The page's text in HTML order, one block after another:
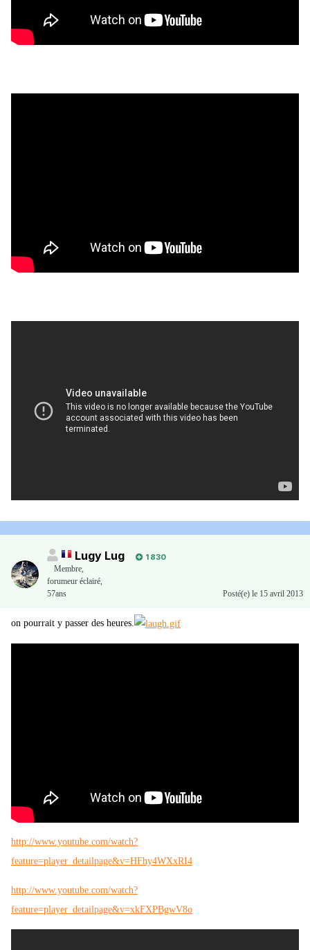
Lugy Lug
1 830
Membre,
forumeur éclairé,
57ans
Posté(e) le 15 avril 2013
on pourrait y passer des heures.
http://www.youtube.com/watch?
feature=player_detailpage&v=HFhy4WXxRI4
http://www.youtube.com/watch?
feature=player_detailpage&v=xkFXPBgwV8o